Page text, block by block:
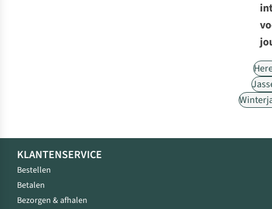
KLANTENSERVICE
Bestellen
Betalen
Bezorgen & afhalen